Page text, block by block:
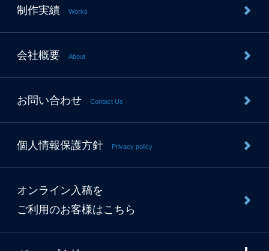
制作実績 Works
会社概要 About
お問い合わせ Contact Us
個人情報保護方針 Privacy policy
オンライン入稿を
ご利用のお客様はこちら